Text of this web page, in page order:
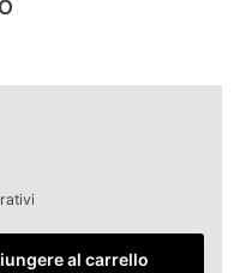
al carrello